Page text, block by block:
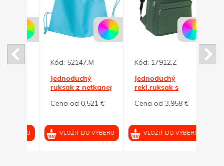
Kód:52147.M
Jednoduchý
ruksak z netkanej
Cena od 0,521 €
VLOŽIŤ DO VÝBERU
Kód:17912.Z
Jednoduchý
rekl.ruksak s
vreckom,tm.zelený
Cena od 3,958 €
VLOŽIŤ DO VÝBERU
Kód: